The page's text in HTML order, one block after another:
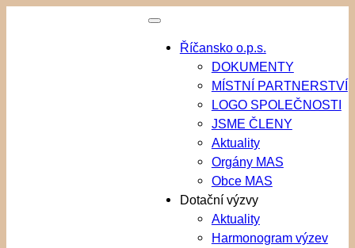
Říčansko o.p.s.
DOKUMENTY
MÍSTNÍ PARTNERSTVÍ
LOGO SPOLEČNOSTI
JSME ČLENY
Aktuality
Orgány MAS
Obce MAS
Dotační výzvy
Aktuality
Harmonogram výzev